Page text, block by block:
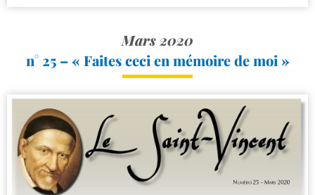
Mars 2020
n° 25 – « Faites ceci en mémoire de moi »